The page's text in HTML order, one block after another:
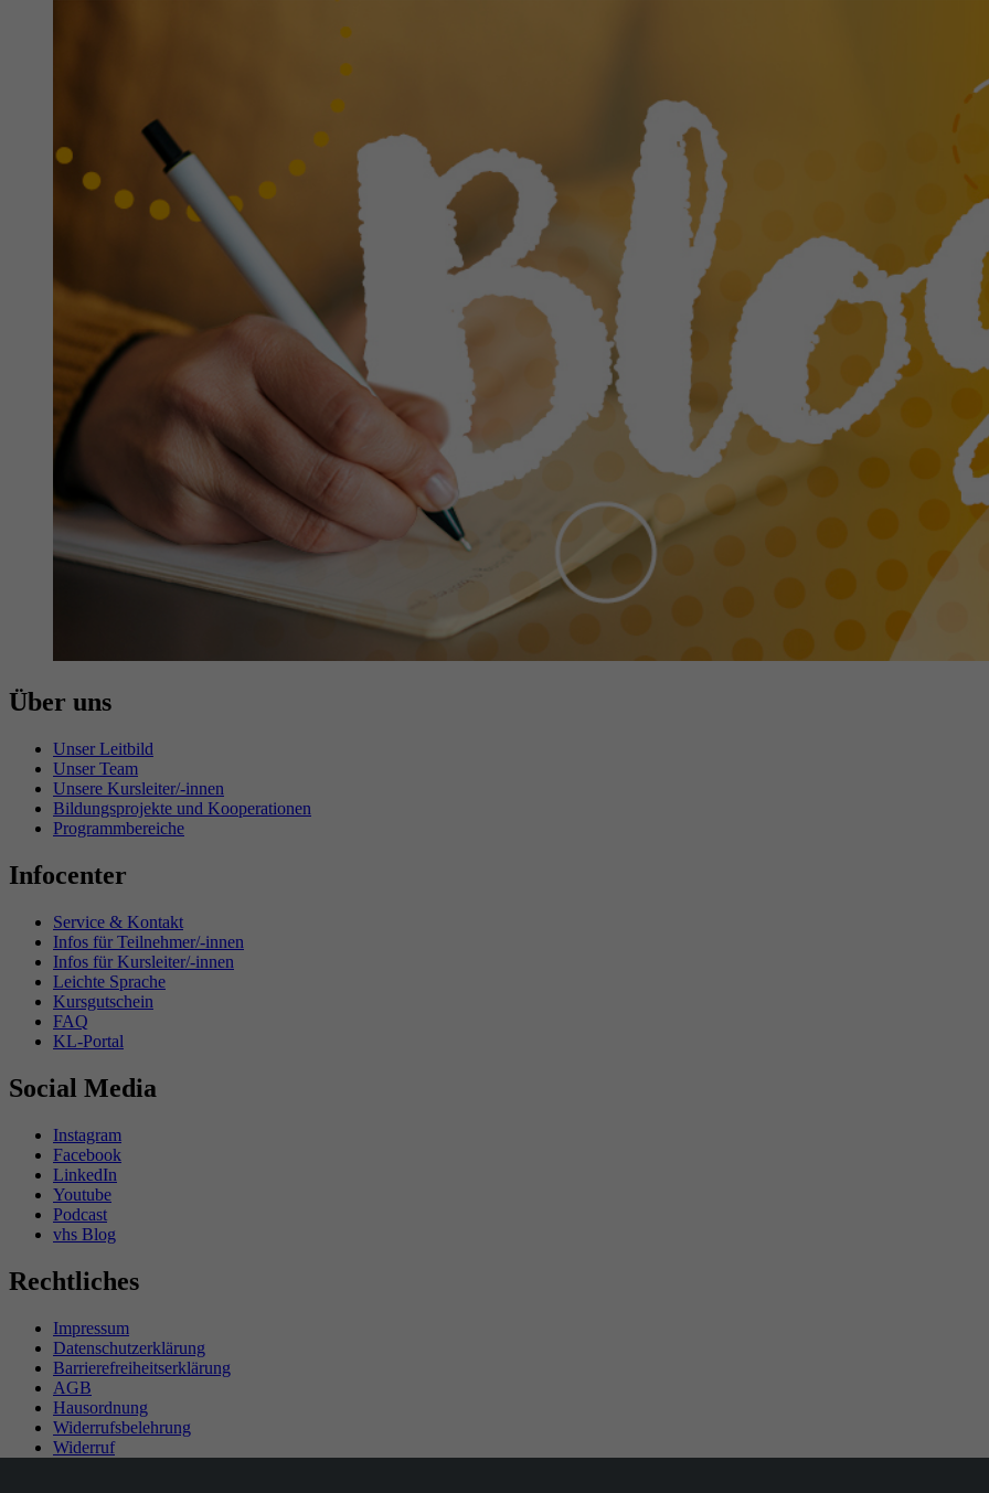
Über uns
Unser Leitbild
Unser Team
Unsere Kursleiter/-innen
Bildungsprojekte und Kooperationen
Programmbereiche
Infocenter
Service & Kontakt
Infos für Teilnehmer/-innen
Infos für Kursleiter/-innen
Leichte Sprache
Kursgutschein
FAQ
KL-Portal
Social Media
Instagram
Facebook
LinkedIn
Youtube
Podcast
vhs Blog
Rechtliches
Impressum
Datenschutzerklärung
Barrierefreiheitserklärung
AGB
Hausordnung
Widerrufsbelehrung
Widerruf